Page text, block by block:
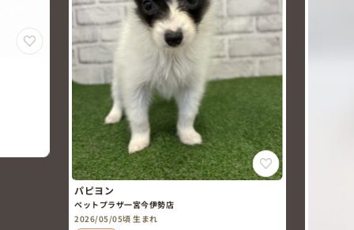
パピヨン
ペットプラザ一宮今伊勢店
2026/05/05頃 生まれ